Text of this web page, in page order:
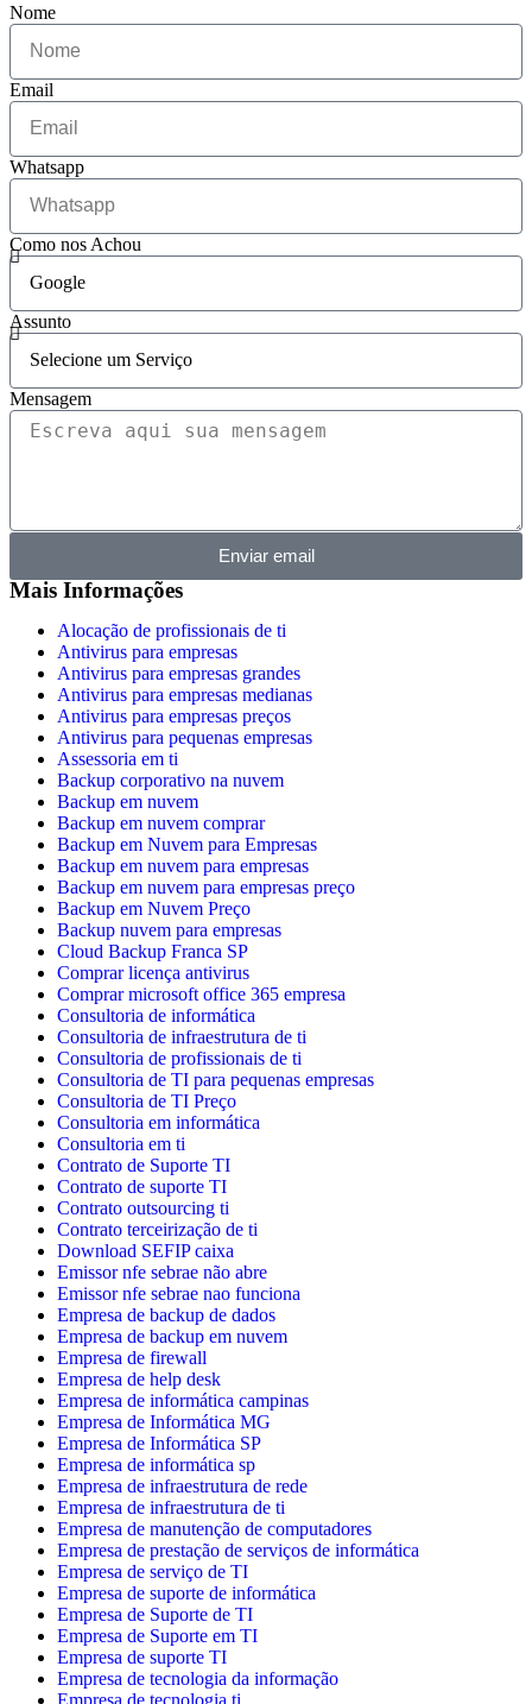
Nome
Email
Whatsapp
Como nos Achou
Assunto
Mensagem
Enviar email
Mais Informações
Alocação de profissionais de ti
Antivirus para empresas
Antivirus para empresas grandes
Antivirus para empresas medianas
Antivirus para empresas preços
Antivirus para pequenas empresas
Assessoria em ti
Backup corporativo na nuvem
Backup em nuvem
Backup em nuvem comprar
Backup em Nuvem para Empresas
Backup em nuvem para empresas
Backup em nuvem para empresas preço
Backup em Nuvem Preço
Backup nuvem para empresas
Cloud Backup Franca SP
Comprar licença antivirus
Comprar microsoft office 365 empresa
Consultoria de informática
Consultoria de infraestrutura de ti
Consultoria de profissionais de ti
Consultoria de TI para pequenas empresas
Consultoria de TI Preço
Consultoria em informática
Consultoria em ti
Contrato de Suporte TI
Contrato de suporte TI
Contrato outsourcing ti
Contrato terceirização de ti
Download SEFIP caixa
Emissor nfe sebrae não abre
Emissor nfe sebrae nao funciona
Empresa de backup de dados
Empresa de backup em nuvem
Empresa de firewall
Empresa de help desk
Empresa de informática campinas
Empresa de Informática MG
Empresa de Informática SP
Empresa de informática sp
Empresa de infraestrutura de rede
Empresa de infraestrutura de ti
Empresa de manutenção de computadores
Empresa de prestação de serviços de informática
Empresa de serviço de TI
Empresa de suporte de informática
Empresa de Suporte de TI
Empresa de Suporte em TI
Empresa de suporte TI
Empresa de tecnologia da informação
Empresa de tecnologia ti